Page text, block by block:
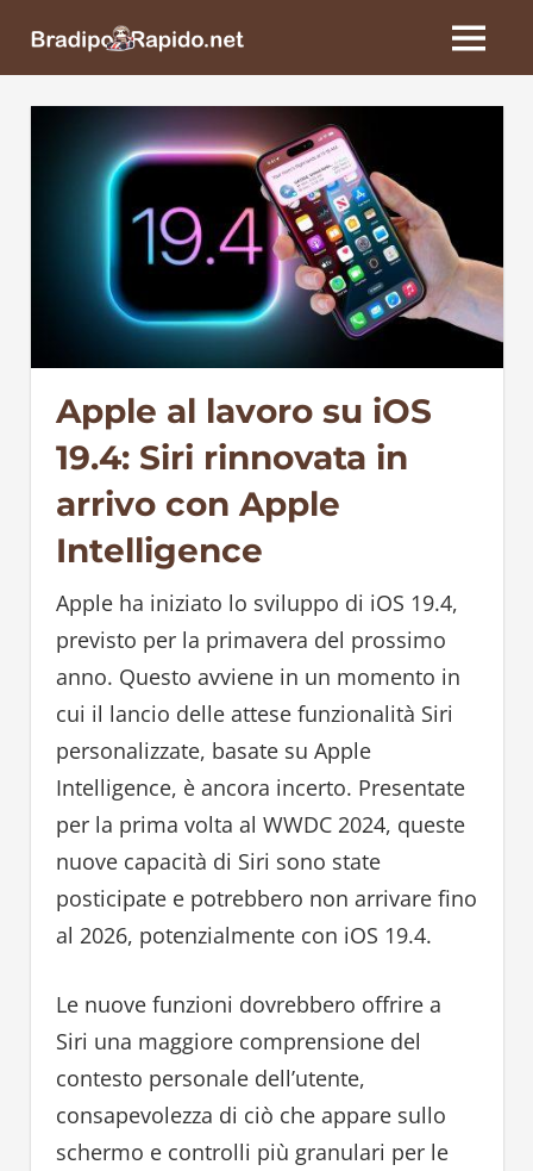
BradipoRapido.net
MENU
Apple al lavoro su iOS
19.4: Siri rinnovata in
arrivo con Apple
Intelligence
Apple ha iniziato lo sviluppo di iOS 19.4,
previsto per la primavera del prossimo
anno. Questo avviene in un momento in
cui il lancio delle attese funzionalità Siri
personalizzate, basate su Apple
Intelligence, è ancora incerto. Presentate
per la prima volta al WWDC 2024, queste
nuove capacità di Siri sono state
posticipate e potrebbero non arrivare fino
al 2026, potenzialmente con iOS 19.4.
Le nuove funzioni dovrebbero offrire a
Siri una maggiore comprensione del
contesto personale dell’utente,
consapevolezza di ciò che appare sullo
schermo e controlli più granulari per le